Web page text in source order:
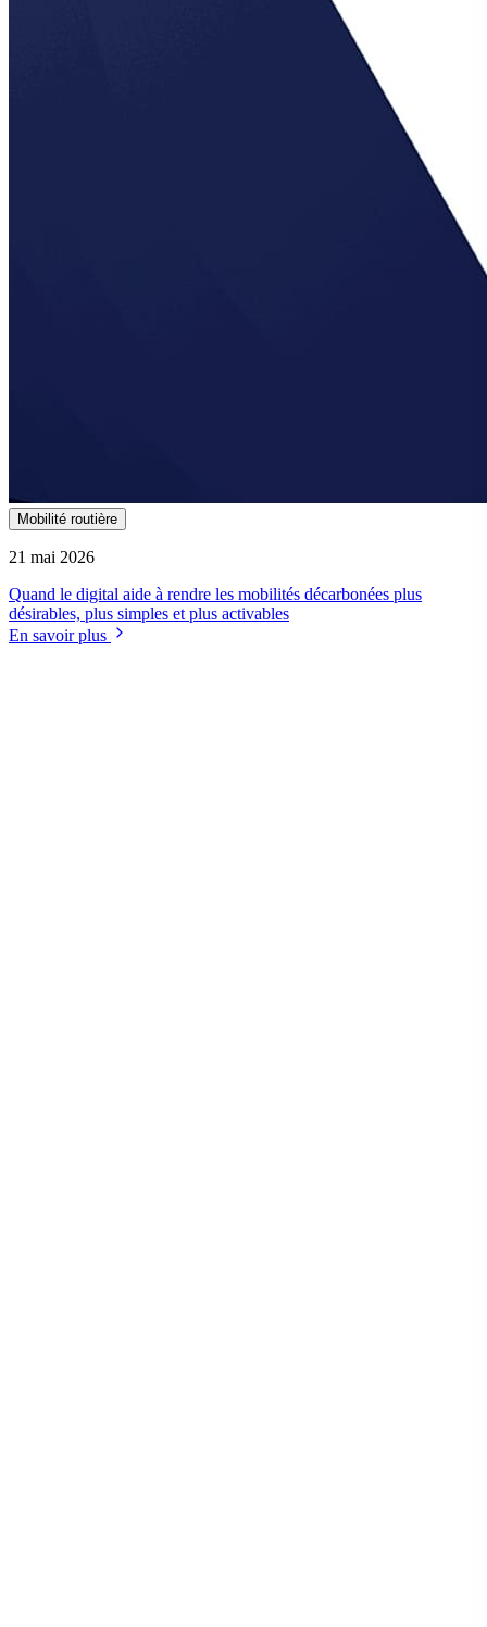
Mobilité routière
21 mai 2026
Quand le digital aide à rendre les mobilités décarbonées plus
désirables, plus simples et plus activables
En savoir plus